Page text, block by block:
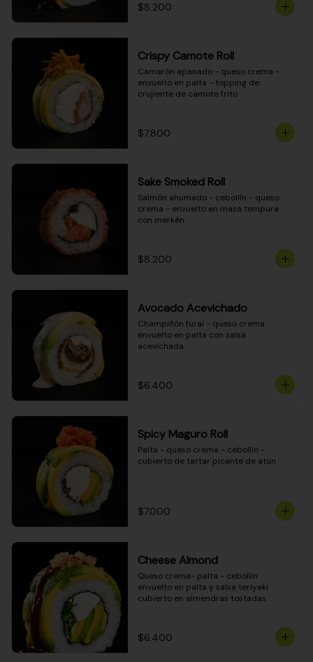
$8.200
Crispy Camote Roll
Camarón apanado - queso crema -
envuelto en palta - topping de
crujiente de camote frito
$7.800
Sake Smoked Roll
Salmón ahumado - cebollín - queso
crema - envuelto en masa tempura
con merkén
$8.200
Avocado Acevichado
Champiñón furai - queso crema
envuelto en palta con salsa
acevichada
$6.400
Spicy Maguro Roll
Palta - queso crema - cebollín -
cubierto de tartar picante de atún
$7.000
Cheese Almond
Queso crema- palta - cebollín
envuelto en palta y salsa teriyaki
cubierto en almendras tostadas
$6.400